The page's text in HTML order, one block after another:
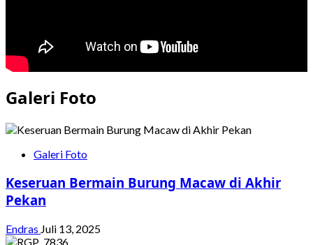
Induk
Galeri Foto
Galeri Foto
Keseruan Bermain Burung Macaw di Akhir
Pekan
Endras Juli 13, 2025